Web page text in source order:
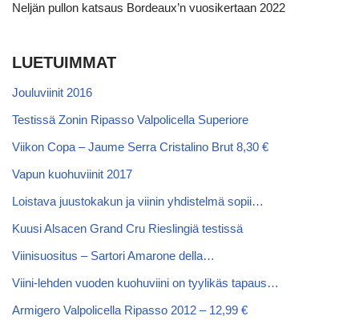
Neljän pullon katsaus Bordeaux’n vuosikertaan 2022
LUETUIMMAT
Jouluviinit 2016
Testissä Zonin Ripasso Valpolicella Superiore
Viikon Copa – Jaume Serra Cristalino Brut 8,30 €
Vapun kuohuviinit 2017
Loistava juustokakun ja viinin yhdistelmä sopii…
Kuusi Alsacen Grand Cru Rieslingiä testissä
Viinisuositus – Sartori Amarone della…
Viini-lehden vuoden kuohuviini on tyylikäs tapaus…
Armigero Valpolicella Ripasso 2012 – 12,99 €